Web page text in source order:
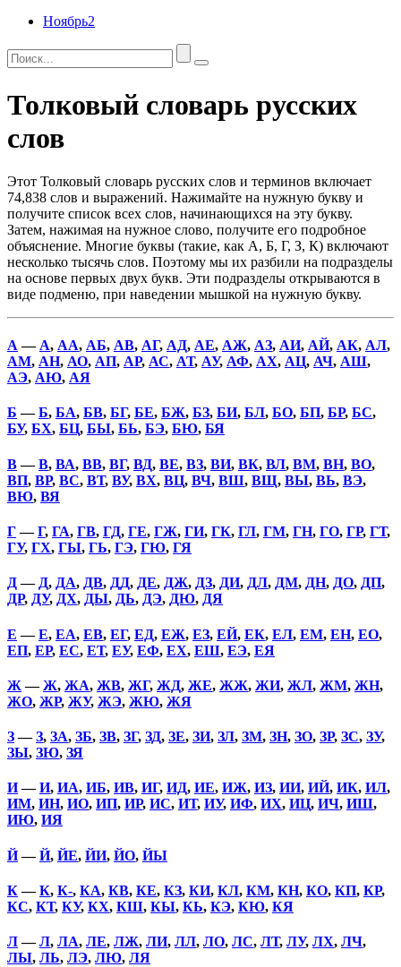
Ноябрь2
Толковый словарь русских
слов
Этот Толковый словарь русских слов и терминов включает
74,838 слов и выражений. Нажимайте на нужную букву и
получите список всех слов, начинающихся на эту букву.
Затем, нажимая на нужное слово, получите его подробное
объяснение. Многие буквы (такие, как А, Б, Г, З, К) включают
несколько тысячь слов. Поэтому мы их разбили на подразделы
на основе первых двух букв. Эти подразделы открываются в
виде подменю, при наведении мышкой на нужную букву.
А — А, АА, АБ, АВ, АГ, АД, АЕ, АЖ, АЗ, АИ, АЙ, АК, АЛ,
АМ, АН, АО, АП, АР, АС, АТ, АУ, АФ, АХ, АЦ, АЧ, АШ,
АЭ, АЮ, АЯ
Б —Б, БА, БВ, БГ, БЕ, БЖ, БЗ, БИ, БЛ, БО, БП, БР, БС,
БУ, БХ, БЦ, БЫ, БЬ, БЭ, БЮ, БЯ
В—В, ВА, ВВ, ВГ, ВД, ВЕ, ВЗ, ВИ, ВК, ВЛ, ВМ, ВН, ВО,
ВП, ВР, ВС, ВТ, ВУ, ВХ, ВЦ, ВЧ, ВШ, ВЩ, ВЫ, ВЬ, ВЭ,
ВЮ, ВЯ
Г—Г, ГА, ГВ, ГД, ГЕ, ГЖ, ГИ, ГК, ГЛ, ГМ, ГН, ГО, ГР, ГТ,
ГУ, ГХ, ГЫ, ГЬ, ГЭ, ГЮ, ГЯ
Д— Д, ДА, ДВ, ДД, ДЕ, ДЖ, ДЗ, ДИ, ДЛ, ДМ, ДН, ДО, ДП,
ДР, ДУ, ДХ, ДЫ, ДЬ, ДЭ, ДЮ, ДЯ
Е —Е, ЕА, ЕВ, ЕГ, ЕД, ЕЖ, ЕЗ, ЕЙ, ЕК, ЕЛ, ЕМ, ЕН, ЕО,
ЕП, ЕР, ЕС, ЕТ, ЕУ, ЕФ, ЕХ, ЕШ, ЕЭ, ЕЯ
Ж —Ж, ЖА, ЖВ, ЖГ, ЖД, ЖЕ, ЖЖ, ЖИ, ЖЛ, ЖМ, ЖН,
ЖО, ЖР, ЖУ, ЖЭ, ЖЮ, ЖЯ
З—З, ЗА, ЗБ, ЗВ, ЗГ, ЗД, ЗЕ, ЗИ, ЗЛ, ЗМ, ЗН, ЗО, ЗР, ЗС, ЗУ,
ЗЫ, ЗЮ, ЗЯ
И—И, ИА, ИБ, ИВ, ИГ, ИД, ИЕ, ИЖ, ИЗ, ИИ, ИЙ, ИК, ИЛ,
ИМ, ИН, ИО, ИП, ИР, ИС, ИТ, ИУ, ИФ, ИХ, ИЦ, ИЧ, ИШ,
ИЮ, ИЯ
Й—Й, ЙЕ, ЙИ, ЙО, ЙЫ
К—К, К-, КА, КВ, КЕ, КЗ, КИ, КЛ, КМ, КН, КО, КП, КР,
КС, КТ, КУ, КХ, КШ, КЫ, КЬ, КЭ, КЮ, КЯ
Л—Л, ЛА, ЛЕ, ЛЖ, ЛИ, ЛЛ, ЛО, ЛС, ЛТ, ЛУ, ЛХ, ЛЧ,
ЛЫ, ЛЬ, ЛЭ, ЛЮ, ЛЯ